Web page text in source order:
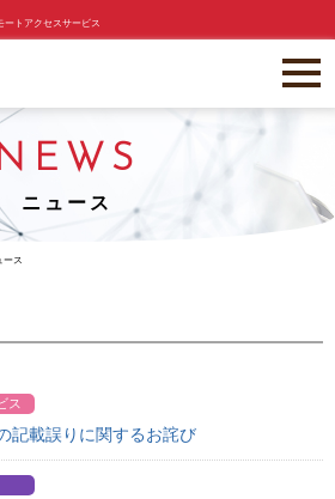
ートアクセスサービス
ニュース
ース
ス
記載誤りに関するお詫び